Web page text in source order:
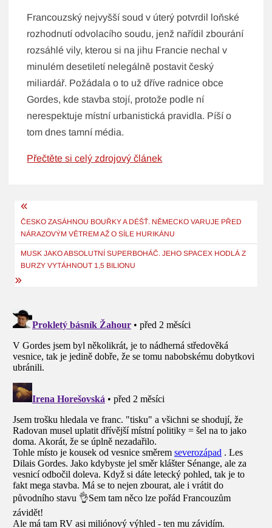
Francouzský nejvyšší soud v úterý potvrdil loňské
rozhodnutí odvolacího soudu, jenž nařídil zbourání
rozsáhlé vily, kterou si na jihu Francie nechal v
minulém desetiletí nelegálně postavit český
miliardář. Požádala o to už dříve radnice obce
Gordes, kde stavba stojí, protože podle ní
nerespektuje místní urbanistická pravidla. Píší o
tom dnes tamní média.
Přečtěte si celý zdrojový článek
Navigace
pro
příspěvek
ČESKO ZASÁHNOU BOUŘKY A DÉŠŤ. NĚMECKO VARUJE PŘED
NÁRAZOVÝM VĚTREM AŽ O SÍLE HURIKÁNU
MUSK JAKO ABSOLUTNÍ SUPERBOHÁČ. JEHO SPACEX HODLÁ Z
BURZY VYTÁHNOUT 1,5 BILIONU